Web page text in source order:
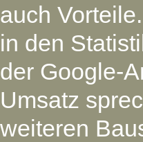
auch
in den
der Google-
Umsatz
weiteren